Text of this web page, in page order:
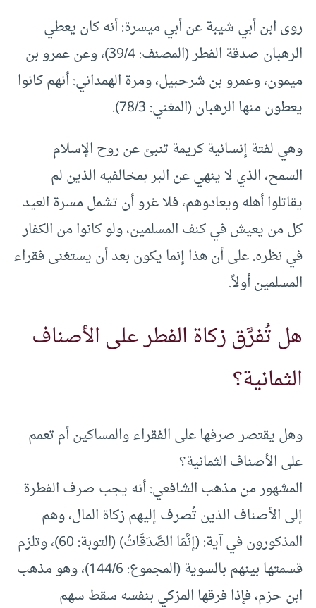
روى ابن أبي شيبة عن أبي ميسرة: أنه كان يعطي
الرهبان صدقة الفطر (المصنف: 39/4)، وعن عمرو بن
ميمون، وعمرو بن شرحبيل، ومرة الهمداني: أنهم كانوا
يعطون منها الرهبان (المغني: 78/3).
وهي لفتة إنسانية كريمة تنبئ عن روح الإسلام
السمح، الذي لا ينهي عن البر بمخالفيه الذين لم
يقاتلوا أهله ويعادوهم، فلا غرو أن تشمل مسرة العيد
كل من يعيش في كنف المسلمين، ولو كانوا من الكفار
في نظره. على أن هذا إنما يكون بعد أن يستغنى فقراء
المسلمين أولاً.
هل تُفرَّق زكاة الفطر على الأصناف
الثمانية؟
وهل يقتصر صرفها على الفقراء والمساكين أم تعمم
على الأصناف الثمانية؟
المشهور من مذهب الشافعي: أنه يجب صرف الفطرة
إلى الأصناف الذين تُصرف إليهم زكاة المال، وهم
المذكورون في آية: (إنَّمَا الصَّدَقَاتُ) (التوبة: 60)، وتلزم
قسمتها بينهم بالسوية (المجموع: 144/6)، وهو مذهب
ابن حزم، فإذا فرقها المزكي بنفسه سقط سهم